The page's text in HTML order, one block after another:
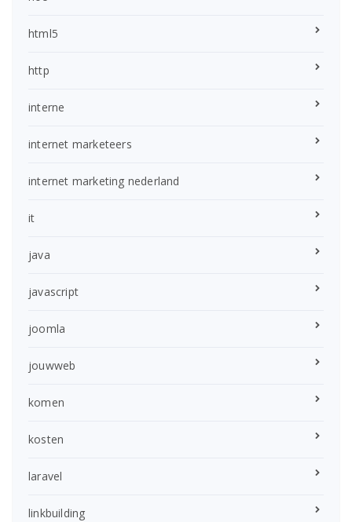
html5
http
interne
internet marketeers
internet marketing nederland
it
java
javascript
joomla
jouwweb
komen
kosten
laravel
linkbuilding